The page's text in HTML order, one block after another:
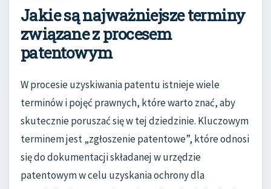
Jakie są najważniejsze terminy
związane z procesem
patentowym
W procesie uzyskiwania patentu istnieje wiele
terminów i pojęć prawnych, które warto znać, aby
skutecznie poruszać się w tej dziedzinie. Kluczowym
terminem jest „zgłoszenie patentowe”, które odnosi
się do dokumentacji składanej w urzędzie
patentowym w celu uzyskania ochrony dla